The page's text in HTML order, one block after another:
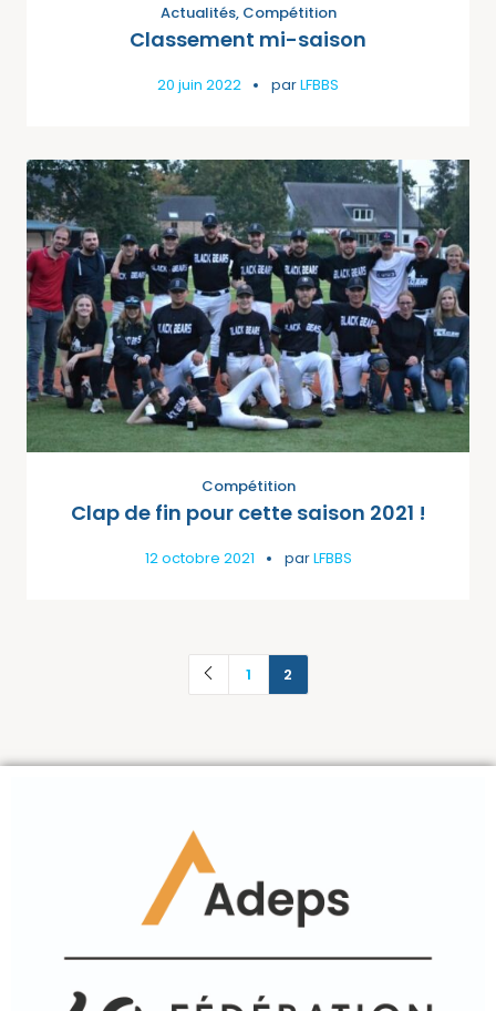
Actualités, Compétition
Classement mi-saison
20 juin 2022 parLFBBS
Compétition
Clap de fin pour cette saison 2021 !
12 octobre 2021 parLFBBS
1 2